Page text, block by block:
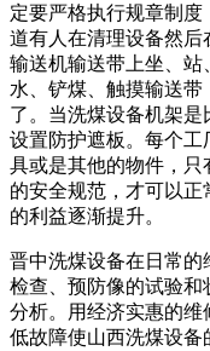
定要严格执行规章制
道有人在清理设备然
输送机输送带上坐、
水、铲煤、触摸输送
了。当洗煤设备机架
设置防护遮板。每个
具或是其他的物件，
的安全规范，才可以
的利益逐渐提升。
晋中洗煤设备在日常
检查、预防像的试验和
分析。用经济实惠的维
低故障使山西洗煤设